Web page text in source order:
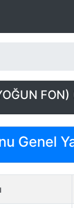
FON)
Genel